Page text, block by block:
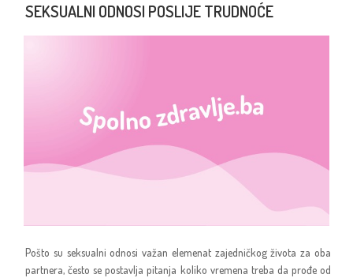
SEKSUALNI ODNOSI POSLIJE TRUDNOĆE
Pošto su seksualni odnosi važan elemenat zajedničkog života za oba
partnera, često se postavlja pitanja koliko vremena treba da prođe od